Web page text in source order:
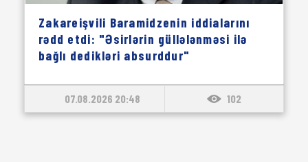
Zakareişvili Baramidzenin iddialarını
rədd etdi: "Əsirlərin güllələnməsi ilə
bağlı dedikləri absurddur"
07.08.2026 20:48 102